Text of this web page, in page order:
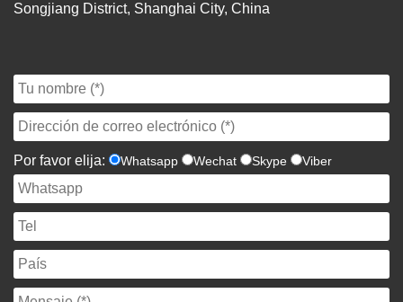
Songjiang District, Shanghai City, China
Por favor elija: Whatsapp Wechat Skype Viber